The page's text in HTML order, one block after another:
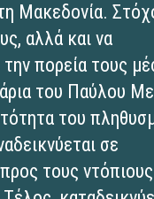
Μακεδονία.
αλλά και να
πορεία τους
του Παύλου
του
σε
τους ντόπιους